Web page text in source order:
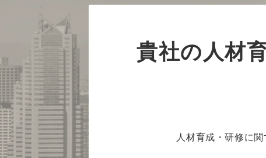
貴社の人材
人材育成・研修に